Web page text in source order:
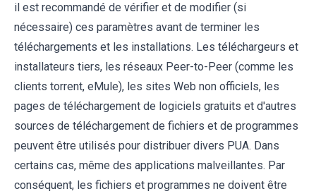
il est recommandé de vérifier et de modifier (si
nécessaire) ces paramètres avant de terminer les
téléchargements et les installations. Les téléchargeurs et
installateurs tiers, les réseaux Peer-to-Peer (comme les
clients torrent, eMule), les sites Web non officiels, les
pages de téléchargement de logiciels gratuits et d'autres
sources de téléchargement de fichiers et de programmes
peuvent être utilisés pour distribuer divers PUA. Dans
certains cas, même des applications malveillantes. Par
conséquent, les fichiers et programmes ne doivent être